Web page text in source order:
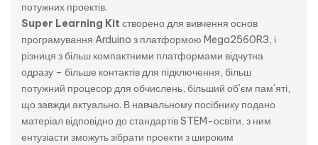
потужних проектів.
Super Learning Kit створено для вивчення основ
програмування Arduino з платформою Mega2560R3, і
різниця з більш компактними платформами відчутна
одразу – більше контактів для підключення, більш
потужний процесор для обчислень, більший об’єм пам’яті,
що завжди актуально. В навчальному посібнику подано
матеріал відповідно до стандартів STEM-освіти, з ним
ентузіасти зможуть зібрати проекти з широким